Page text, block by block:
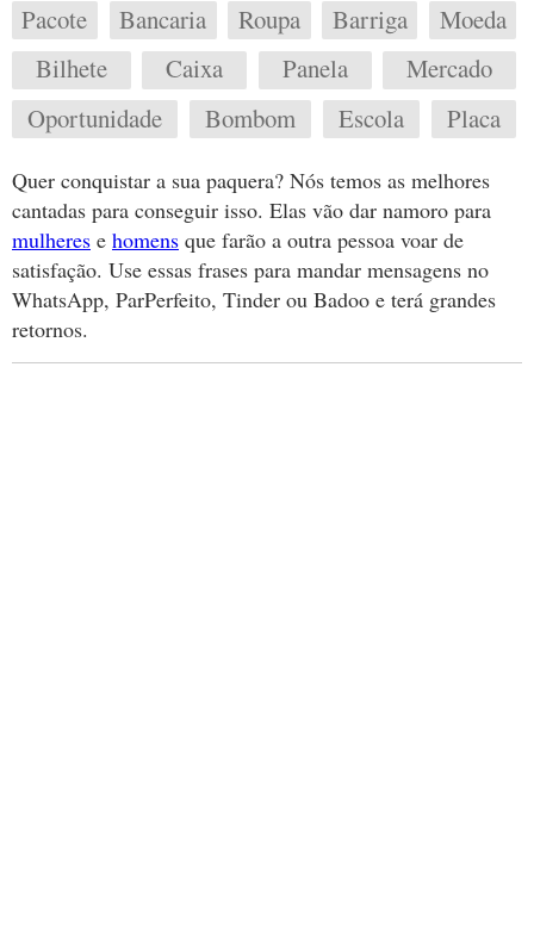
Pacote
Bancaria Roupa Barriga
Moeda
Bilhete
Caixa Panela
Mercado
Oportunidade
Bombom Escola Placa
Quer conquistar a sua paquera? Nós temos as melhores
cantadas para conseguir isso. Elas vão dar namoro para
mulheres e homens que farão a outra pessoa voar de
satisfação. Use essas frases para mandar mensagens no
WhatsApp, ParPerfeito, Tinder ou Badoo e terá grandes
retornos.